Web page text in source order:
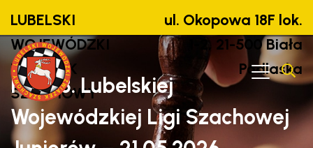
LUBELSKI
WOJEWÓDZKI
ZWIĄZEK
SZACHOWY
ul. Okopowa 18F lok.
1-2, 21-500 Biała
Podlaska
Finał 3. Lubelskiej
Wojewódzkiej Ligi Szachowej